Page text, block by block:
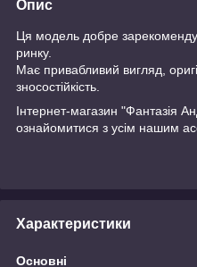
Опис
Ця модель добре
ринку.
Має привабливий вигляд,
зносостійкість.
Інтернет-магазин "Фантазія
ознайомитися з усім нашим
Характеристики
Основні